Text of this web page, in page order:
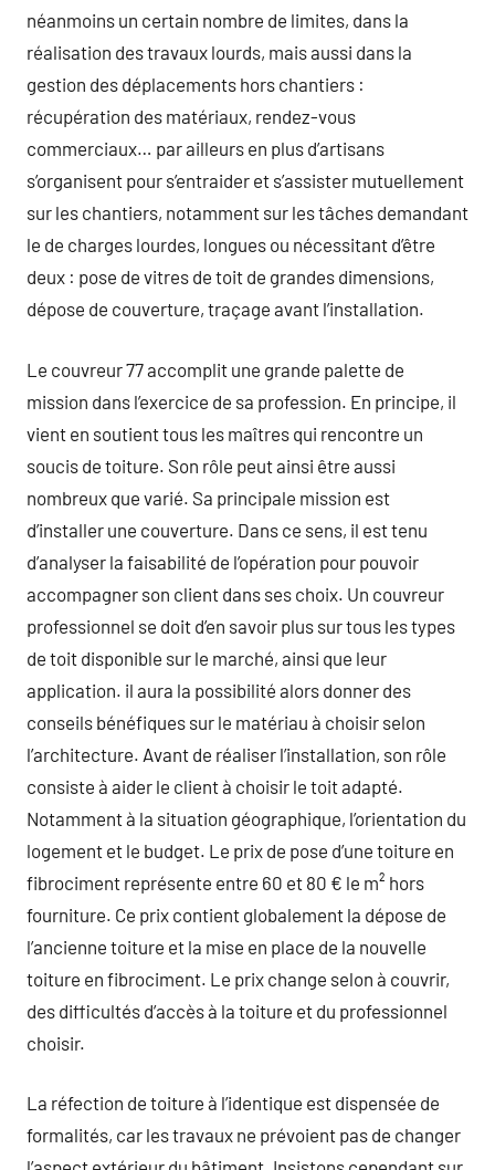
néanmoins un certain nombre de limites, dans la
réalisation des travaux lourds, mais aussi dans la
gestion des déplacements hors chantiers :
récupération des matériaux, rendez-vous
commerciaux… par ailleurs en plus d’artisans
s’organisent pour s’entraider et s’assister mutuellement
sur les chantiers, notamment sur les tâches demandant
le de charges lourdes, longues ou nécessitant d’être
deux : pose de vitres de toit de grandes dimensions,
dépose de couverture, traçage avant l’installation.
Le couvreur 77 accomplit une grande palette de
mission dans l’exercice de sa profession. En principe, il
vient en soutient tous les maîtres qui rencontre un
soucis de toiture. Son rôle peut ainsi être aussi
nombreux que varié. Sa principale mission est
d’installer une couverture. Dans ce sens, il est tenu
d’analyser la faisabilité de l’opération pour pouvoir
accompagner son client dans ses choix. Un couvreur
professionnel se doit d’en savoir plus sur tous les types
de toit disponible sur le marché, ainsi que leur
application. il aura la possibilité alors donner des
conseils bénéfiques sur le matériau à choisir selon
l’architecture. Avant de réaliser l’installation, son rôle
consiste à aider le client à choisir le toit adapté.
Notamment à la situation géographique, l’orientation du
logement et le budget. Le prix de pose d’une toiture en
fibrociment représente entre 60 et 80 € le m² hors
fourniture. Ce prix contient globalement la dépose de
l’ancienne toiture et la mise en place de la nouvelle
toiture en fibrociment. Le prix change selon à couvrir,
des difficultés d’accès à la toiture et du professionnel
choisir.
La réfection de toiture à l’identique est dispensée de
formalités, car les travaux ne prévoient pas de changer